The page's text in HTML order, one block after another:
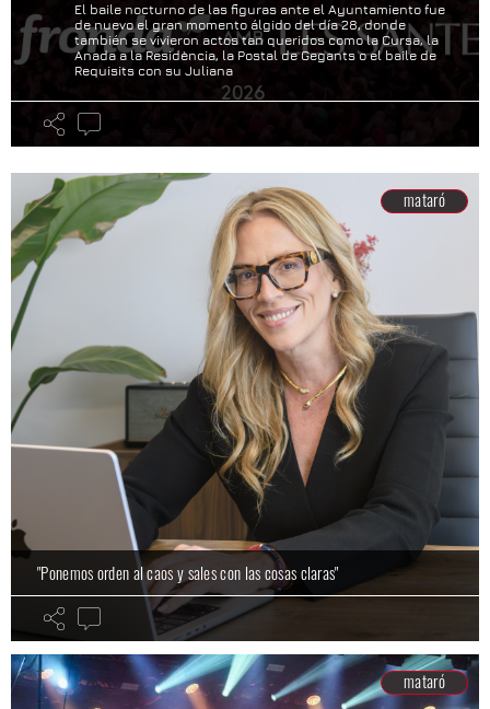
El baile nocturno de las figuras ante el Ayuntamiento fue
de nuevo el gran momento álgido del día 28, donde
también se vivieron actos tan queridos como la Cursa, la
Anada a la Residència, la Postal de Gegants o el baile de
Requisits con su Juliana
mataró
"Ponemos orden al caos y sales con las cosas claras"
mataró